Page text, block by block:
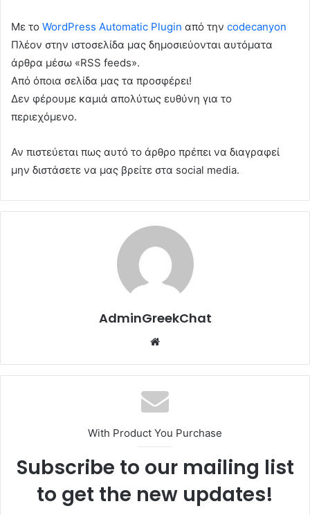
Με το WordPress Automatic Plugin από την codecanyon
Πλέον στην ιστοσελίδα μας δημοσιεύονται αυτόματα
άρθρα μέσω «RSS feeds».
Από όποια σελίδα μας τα προσφέρει!
Δεν φέρουμε καμιά απολύτως ευθύνη για το
περιεχόμενο.
Αν πιστεύεται πως αυτό το άρθρο πρέπει να διαγραφεί
μην διστάσετε να μας βρείτε στα social media.
AdminGreekChat
With Product You Purchase
Subscribe to our mailing list
to get the new updates!